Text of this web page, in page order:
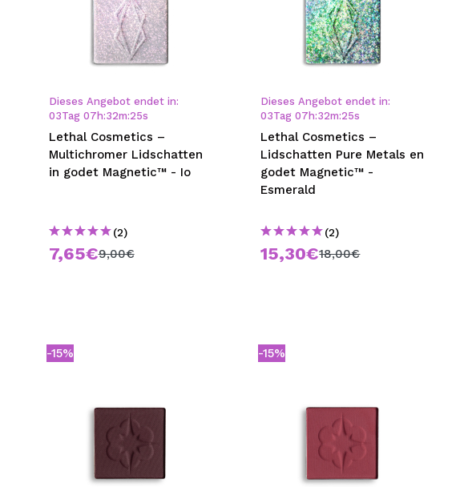
Dieses Angebot endet in:
03Tag 07 h:32m:24s
Lethal Cosmetics –
Multichromer Lidschatten
in godet Magnetic™ - Io
(2)
7,65€9,00€
Dieses Angebot endet in:
03Tag 07 h:32m:24s
Lethal Cosmetics –
Lidschatten Pure Metals en
godet Magnetic™ -
Esmerald
(2)
15,30€18,00€
-15% -15%